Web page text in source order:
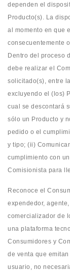
dependen el
Producto(s). La
al momento en que
consecuentemente
Dentro del proceso
debe realizar el
solicitado(s), entre
excluyendo el (los)
cual se descontará
sólo un Producto y
pedido o el
y tipo; (ii)
cumplimiento con
Comisionista para
Reconoce el
expendedor,
comercializador de
una plataforma
Consumidores y
de venta que
usuario, no